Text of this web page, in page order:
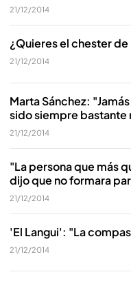
21/12/2014
¿Quieres el chester de
21/12/2014
Marta Sánchez:
sido siempre
21/12/2014
"La persona que más
dijo que no formara
21/12/2014
'El Langui': "La
21/12/2014